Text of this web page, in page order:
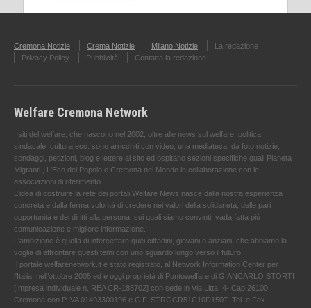
Cremona Notizie Crema Notizie Milano Notizie
La redazione
Privacy Policy
Pubblicità Contatta la redazione
Welfare Cremona Network
I siti del welfare, che nascono nel 2002, oltre alle news sul welfare, politica ,
sindacale ,cultura ecc. sono arricchiti con video, una mediateca, da foto notizie,
sondaggi, petizioni, blog e lettere al sito ed ospitano sezioni specifiche quali Pianeta
Migranti , L'Eco del Popolo e Cremona nel Mondo in collaborazione con le
associazioni di riferimento.
L'idea di costruire la rete dei portali Welfare News nasce dalla nostra esperienza
concreta e dalla ferma volontà di credere nei valori della solidarietà, delle pari
opportunità e dei diritti alla persona, sui quali siamo convinti, vada fatta più
comunicazione e migliore informazione.
L'ambizione è quella di intercettare quei cittadini, giovani o anziani, che abbiamo la
voglia di affrontare questi temi con uno sguardo lungo verso il futuro.
Il portale welfarenetwork.it è stato registrato, al Network Information Center per
l'Italia, nell’ottobre 2005 ed è oggi proprietà di Puntowelfare di GIANCARLO STORTI
[Impresa individuale n. REA CR-188702] con sede in Via Litta, 4- Cap 26100
Cremona con P.IVA 01493300196 e C.F. STRGCR51C10D150T. Tel. e Fax